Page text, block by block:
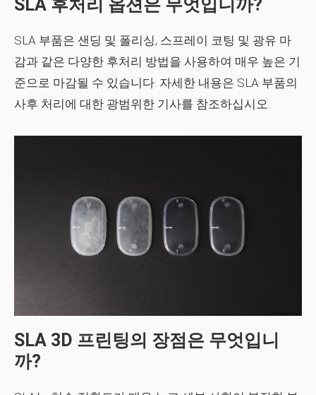
SLA 후처리 옵션은 무엇입니까?
SLA 부품은 샌딩 및 폴리싱, 스프레이 코팅 및 광유 마
감과 같은 다양한 후처리 방법을 사용하여 매우 높은 기
준으로 마감될 수 있습니다. 자세한 내용은 SLA 부품의
사후 처리에 대한 광범위한 기사를 참조하십시오.
SLA 3D 프린팅의 장점은 무엇입니
까?